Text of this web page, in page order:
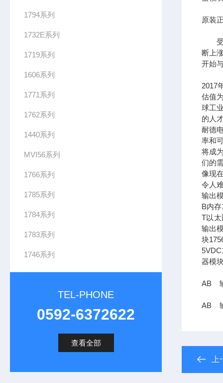
1794系列
1732E系列
1719系列
1606系列
1771系列
1762系列
1440系列
MVI56系列
1766系列
1785系列
1784系列
1783系列
1746系列
TEL-PHONE
0592-6372622
查看全部
原装
受到
断上
开始
2017
估值
球工
的人
耐德
率和
将成
们的
像现
令人
输出
B内
T以太
输出
块
器模
AB
AB